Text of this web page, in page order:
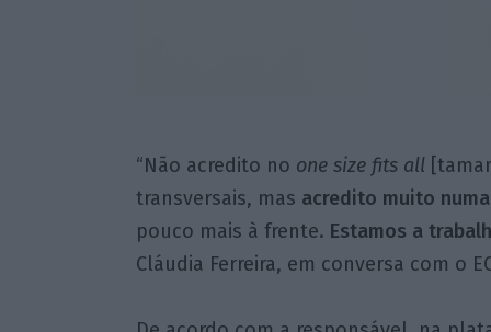
“Não acredito no one size fits all
transversais, mas acredito muito
pouco mais à frente. Estamos a
Cláudia Ferreira, em conversa com o